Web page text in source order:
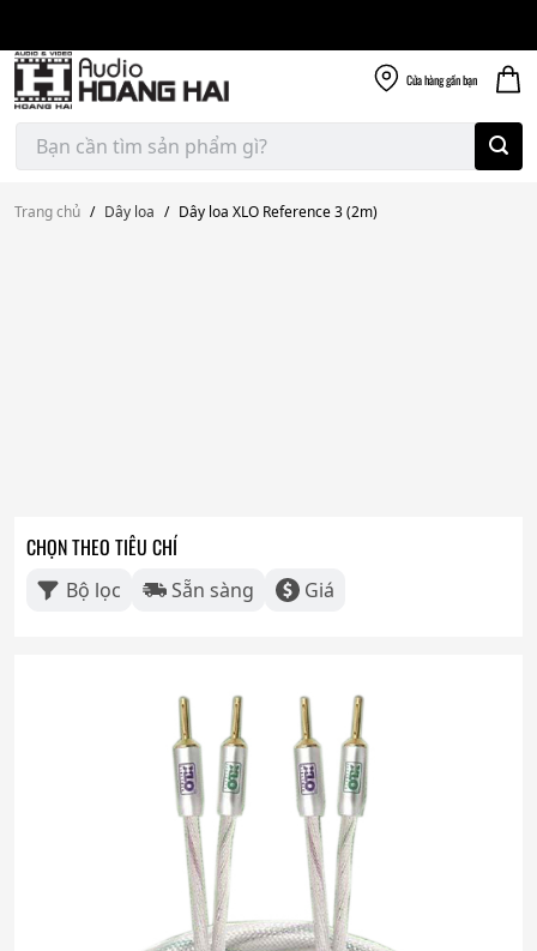
content
Cửa hànggần bạn
Tìm
kiếm:
Trang chủ / Dây loa / Dây loa XLO Reference 3 (2m)
CHỌN THEO TIÊU CHÍ
Bộ lọc Sẵn sàng Giá